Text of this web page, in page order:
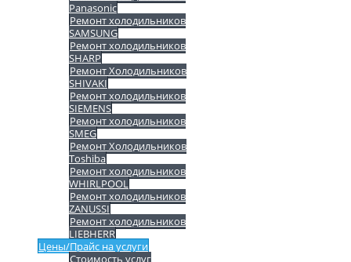
Panasonic
Ремонт холодильников
SAMSUNG
Ремонт холодильников
SHARP
Ремонт Холодильников
SHIVAKI
Ремонт холодильников
SIEMENS
Ремонт холодильников
SMEG
Ремонт Холодильников
Toshiba
Ремонт холодильников
WHIRLPOOL
Ремонт холодильников
ZANUSSI
Ремонт холодильников
LIEBHERR
Цены/Прайс на услуги
Стоимость услуг